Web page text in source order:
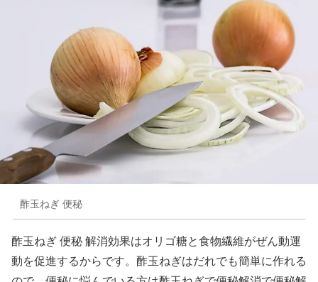
酢玉ねぎ 便秘
酢玉ねぎ 便秘 解消効果はオリゴ糖と食物繊維がぜん動運
動を促進するからです。酢玉ねぎはだれでも簡単に作れる